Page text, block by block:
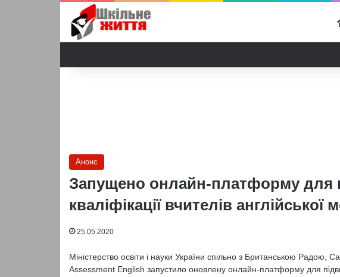
Анонс
Запущено онлайн-платформу для
кваліфікації вчителів англійської
25.05.2020
Міністерство освіти і науки України спільно з Британською Радою,
Assessment English запустило оновлену онлайн-платформу для